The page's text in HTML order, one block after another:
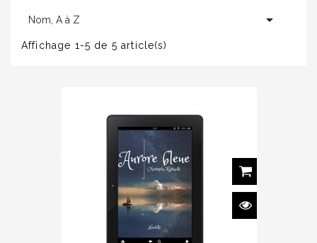
Nom, A à Z 
Affichage 1-5 de 5 article(s)